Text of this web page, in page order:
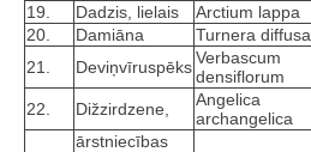
19.
Dadzis, lielais Arctium lappa
20.
Damiāna Turnera diffusa
21.
DeviņvīruspēksVerbascum
densiflorum
22. Dižzirdzene,
Angelica
archangelica
ārstniecības